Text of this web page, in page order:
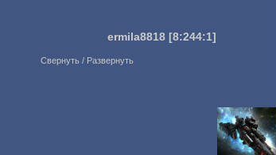
ermila8818 [8:244:1]
Свернуть / Развернуть